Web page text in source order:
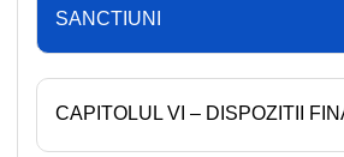
SANCTIUNI
CAPITOLUL VI – DISPOZITII